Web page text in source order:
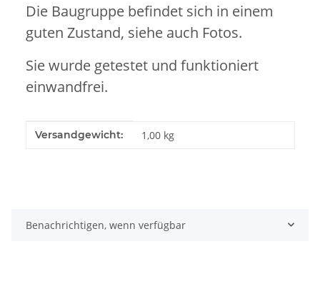
Die Baugruppe befindet sich in einem
guten Zustand, siehe auch Fotos.
Sie wurde getestet und funktioniert
einwandfrei.
Produkteigenschaft
Wert
Versandgewicht: 1,00 kg
Benachrichtigen, wenn verfügbar